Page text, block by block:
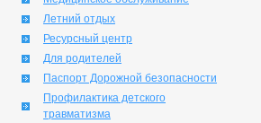
Летний отдых
Ресурсный центр
Для родителей
Паспорт Дорожной безопасности
Профилактика детского
травматизма